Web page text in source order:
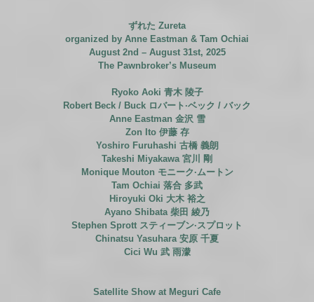
ずれた Zureta
organized by Anne Eastman & Tam Ochiai
August 2nd – August 31st, 2025
The Pawnbroker’s Museum
Ryoko Aoki 青木 陵子
Robert Beck / Buck ロバート·ベック / バック
Anne Eastman 金沢 雪
Zon Ito 伊藤 存
Yoshiro Furuhashi 古橋 義朗
Takeshi Miyakawa 宮川 剛
Monique Mouton モニーク·ムートン
Tam Ochiai 落合 多武
Hiroyuki Oki 大木 裕之
Ayano Shibata 柴田 綾乃
Stephen Sprott スティーブン·スプロット
Chinatsu Yasuhara 安原 千夏
Cici Wu 武 雨濛
Satellite Show at Meguri Cafe